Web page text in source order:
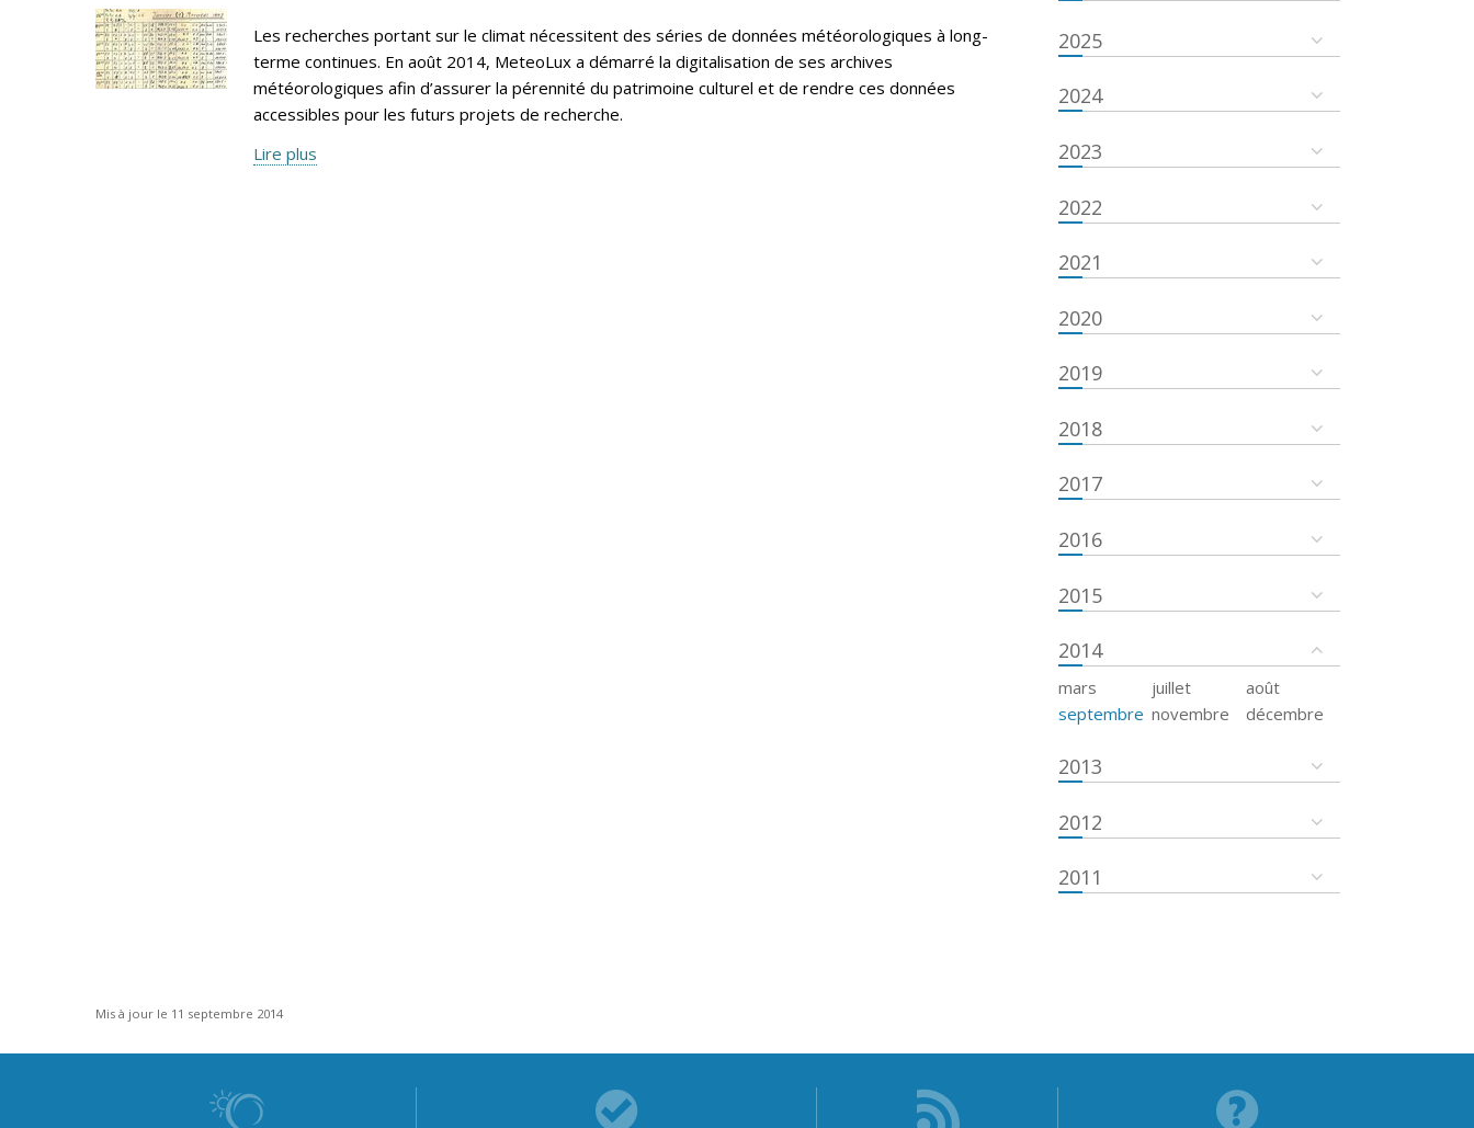
Les recherches portant sur le climat nécessitent des séries de données météorologiques à long-
terme continues. En août 2014, MeteoLux a démarré la digitalisation de ses archives
météorologiques afin d’assurer la pérennité du patrimoine culturel et de rendre ces données
accessibles pour les futurs projets de recherche.
Lire plus
2025
2024
2023
2022
2021
2020
2019
2018
2017
2016
2015
2014
mars juillet
août
septembre novembre décembre
2013
2012
2011
Mis à jour le 11 septembre 2014